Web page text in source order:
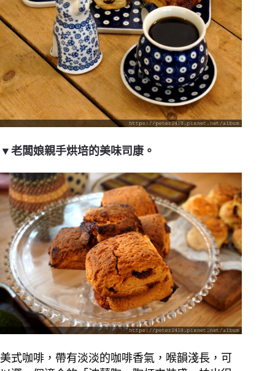
▼老闆娘親手烘培的美味司康。
美式咖啡，帶有淡淡的咖啡香氣，喉韻淺長，可